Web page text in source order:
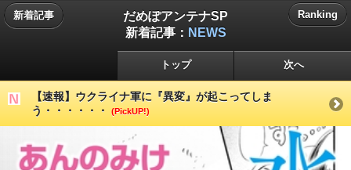
新着記事
だめぽアンテナSP
新着記事： NEWS
Ranking
トップ 次へ
【速報】ウクライナ軍に『異変』が起こってしま
う・・・・・・
(PickUP!)